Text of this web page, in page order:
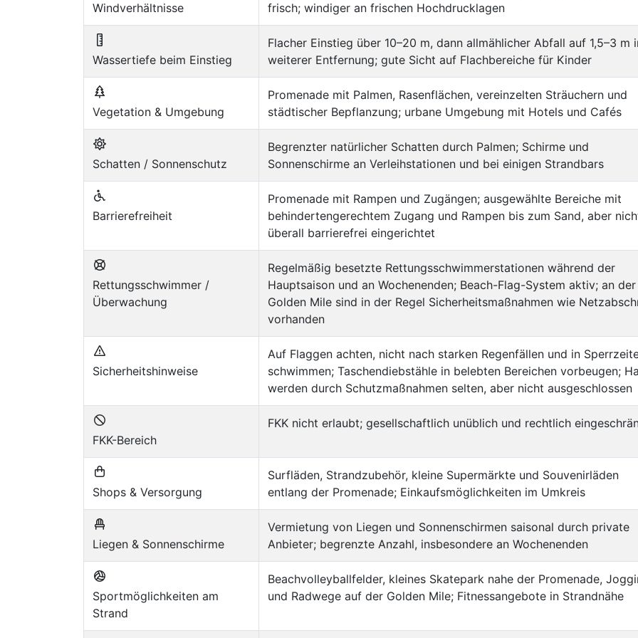
Windverhältnisse
frisch; windiger an frischen Hochdrucklagen
Wassertiefe beim Einstieg
Flacher Einstieg über 10–20 m, dann allmählicher Abfall auf 1,5–3 m
weiterer Entfernung; gute Sicht auf Flachbereiche für Kinder
Vegetation & Umgebung
Promenade mit Palmen, Rasenflächen, vereinzelten Sträuchern und
städtischer Bepflanzung; urbane Umgebung mit Hotels und Cafés
Schatten / Sonnenschutz
Begrenzter natürlicher Schatten durch Palmen; Schirme und
Sonnenschirme an Verleihstationen und bei einigen Strandbars
Barrierefreiheit
Promenade mit Rampen und Zugängen; ausgewählte Bereiche mit
behindertengerechtem Zugang und Rampen bis zum Sand, aber
überall barrierefrei eingerichtet
Rettungsschwimmer /
Überwachung
Regelmäßig besetzte Rettungsschwimmerstationen während der
Hauptsaison und an Wochenenden; Beach-Flag-System aktiv; an der
Golden Mile sind in der Regel Sicherheitsmaßnahmen wie
vorhanden
Sicherheitshinweise
Auf Flaggen achten, nicht nach starken Regenfällen und in
schwimmen; Taschendiebstähle in belebten Bereichen vorbeugen;
werden durch Schutzmaßnahmen selten, aber nicht ausgeschlossen
FKK-Bereich
FKK nicht erlaubt; gesellschaftlich unüblich und rechtlich
Shops & Versorgung
Surfläden, Strandzubehör, kleine Supermärkte und Souvenirläden
entlang der Promenade; Einkaufsmöglichkeiten im Umkreis
Liegen & Sonnenschirme
Vermietung von Liegen und Sonnenschirmen saisonal durch private
Anbieter; begrenzte Anzahl, insbesondere an Wochenenden
Sportmöglichkeiten am
Strand
Beachvolleyballfelder, kleines Skatepark nahe der Promenade,
und Radwege auf der Golden Mile; Fitnessangebote in Strandnähe